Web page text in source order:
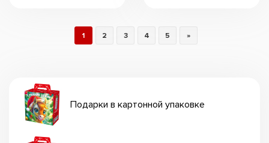
Подарки в картонной упаковке
1 2 3 4 5 »